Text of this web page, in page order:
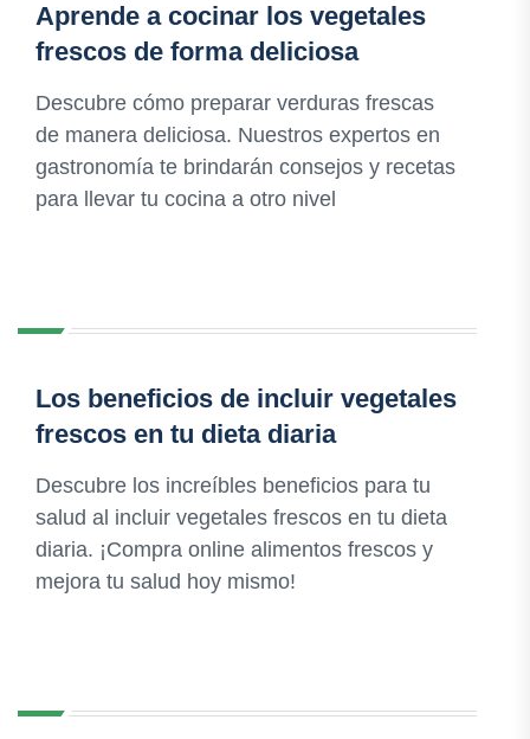
Aprende a cocinar los vegetales
frescos de forma deliciosa
Descubre cómo preparar verduras frescas
de manera deliciosa. Nuestros expertos en
gastronomía te brindarán consejos y recetas
para llevar tu cocina a otro nivel
Los beneficios de incluir vegetales
frescos en tu dieta diaria
Descubre los increíbles beneficios para tu
salud al incluir vegetales frescos en tu dieta
diaria. ¡Compra online alimentos frescos y
mejora tu salud hoy mismo!